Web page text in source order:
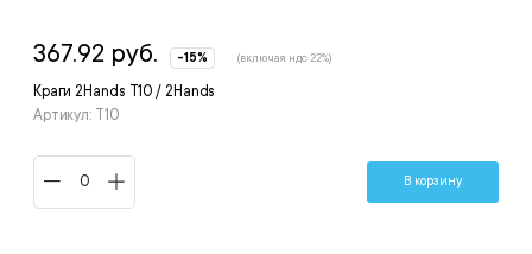
Краги 2Hands Т10 / 2Hands
Артикул: Т10
367.92 руб. -15% (включая ндс 22%)
В корзину